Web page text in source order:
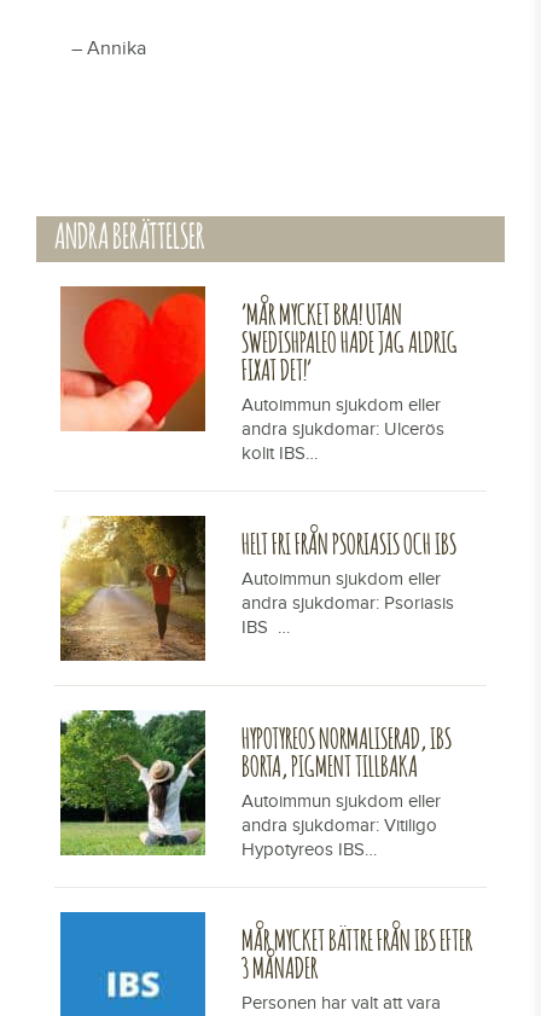
– Annika
ANDRA BERÄTTELSER
’MÅR MYCKET BRA! UTAN
SWEDISHPALEO HADE JAG ALDRIG
FIXAT DET!’
Autoimmun sjukdom eller
andra sjukdomar: Ulcerös
kolit IBS…
HELT FRI FRÅN PSORIASIS OCH IBS
Autoimmun sjukdom eller
andra sjukdomar: Psoriasis
IBS …
HYPOTYREOS NORMALISERAD, IBS
BORTA, PIGMENT TILLBAKA
Autoimmun sjukdom eller
andra sjukdomar: Vitiligo
Hypotyreos IBS…
MÅR MYCKET BÄTTRE FRÅN IBS EFTER
3 MÅNADER
Personen har valt att vara